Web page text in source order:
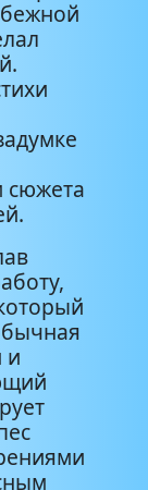
сюжета
и